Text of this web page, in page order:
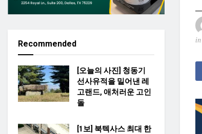
in
Recommended
[오늘의 사진] 청동기
선사유적을 밀어낸 레
고랜드, 애처러운 고인
돌
[1보] 북텍사스 최대 한